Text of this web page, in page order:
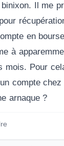
Il me
en
à
mois. Pour
compte
arnaque ?